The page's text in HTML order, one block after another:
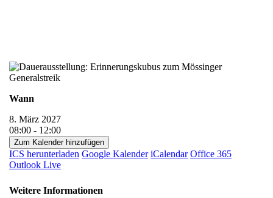
Wann
8. März 2027
08:00 - 12:00
Zum Kalender hinzufügen
ICS herunterladen Google Kalender iCalendar Office 365
Outlook Live
Weitere Informationen